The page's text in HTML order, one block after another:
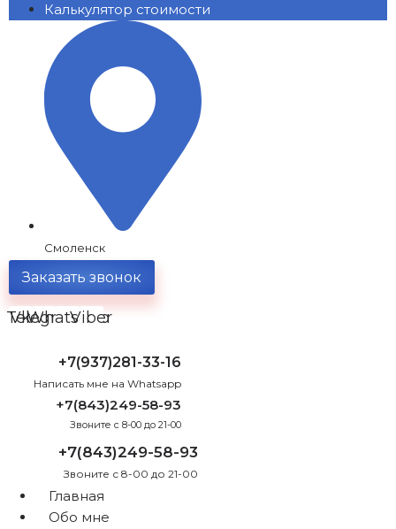
Калькулятор стоимости
Смоленск
Заказать звонок
Vk
Telegram
Whatsapp
Viber
+7(937)281-33-16
Написать мне на Whatsapp
+7(843)249-58-93
Звоните с 8-00 до 21-00
+7(843)249-58-93
Звоните с 8-00 до 21-00
Главная
Обо мне